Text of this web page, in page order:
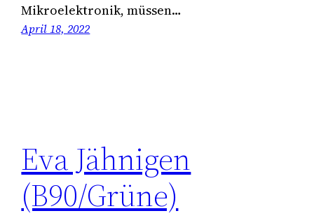
Mikroelektronik, müssen…
April 18, 2022
Eva Jähnigen
(B90/Grüne)